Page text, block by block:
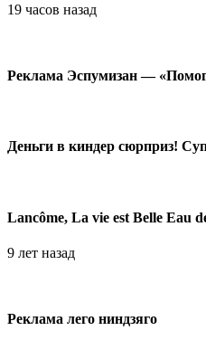
19 часов назад
Реклама Эспумизан —
Деньги в киндер сюрприз!
Lancôme, La vie est Belle Eau
9 лет назад
Реклама лего ниндзяго